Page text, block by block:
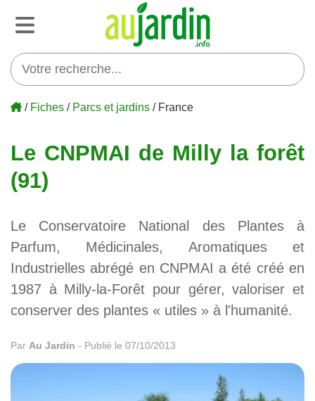
/ Fiches / Parcs et jardins / France
Le CNPMAI de Milly la forêt
(91)
Le Conservatoire National des Plantes à
Parfum, Médicinales, Aromatiques et
Industrielles abrégé en CNPMAI a été créé en
1987 à Milly-la-Forêt pour gérer, valoriser et
conserver des plantes « utiles » à l'humanité.
Par Au Jardin - Publié le 07/10/2013